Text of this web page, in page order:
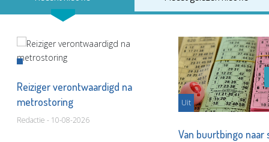
Reiziger verontwaardigd na
metrostoring
Redactie - 10-08-2026
Uit
Van buurtbingo naar